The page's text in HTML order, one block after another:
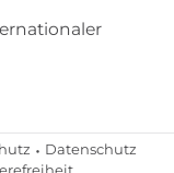
Datenschutz